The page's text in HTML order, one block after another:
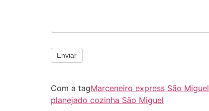
Enviar
Com a tagMarceneiro express São Miguel
planejado cozinha São Miguel